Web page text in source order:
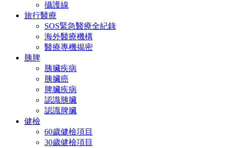
攝護線
旅行醫療
SOS緊急醫療全紀錄
海外醫療機構
醫療專機揭密
胰脾
胰臟疾病
胰臟癌
脾臟疾病
認識胰臟
認識脾臟
健檢
60歲健檢項目
30歲健檢項目